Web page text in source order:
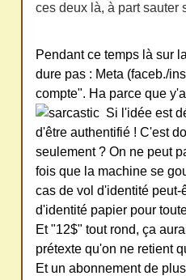
ces deux là, à part sauter
Pendant ce temps là sur
dure pas : Meta (faceb./
compte". Ha parce que
Si l'idée est
d'être authentifié ! C'est
seulement ? On ne peut
fois que la machine se
cas de vol d'identité
d'identité papier pour
Et "12$" tout rond, ça
prétexte qu'on ne retient
Et un abonnement de